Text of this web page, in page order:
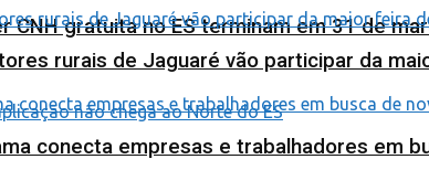
CNH gratuita no ES terminam em 31 de
rurais de Jaguaré vão participar da
conecta empresas e trabalhadores em